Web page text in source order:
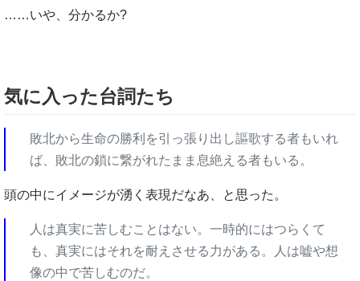
……いや、分かるか?
気に入った台詞たち
敗北から生命の勝利を引っ張り出し謳歌する者もいれ
ば、敗北の鎖に繋がれたまま息絶える者もいる。
頭の中にイメージが湧く表現だなあ、と思った。
人は真実に苦しむことはない。一時的にはつらくて
も、真実にはそれを耐えさせる力がある。人は嘘や想
像の中で苦しむのだ。